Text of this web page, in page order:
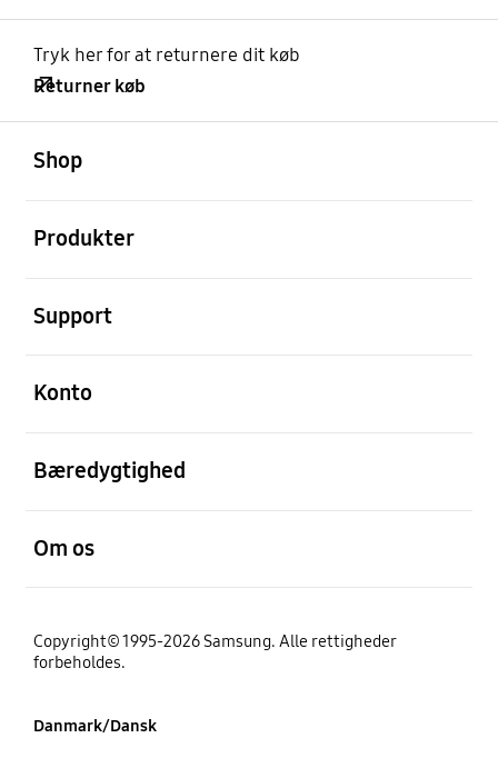
Tryk her for at returnere dit køb
Returner køb
Shop
Produkter
Support
Konto
Bæredygtighed
Om os
Copyright© 1995-2026 Samsung. Alle rettigheder
forbeholdes.
Danmark/Dansk